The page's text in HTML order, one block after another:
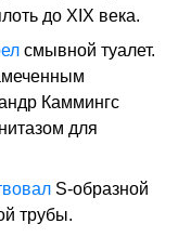
до ХIХ века.
смывной туалет.
Каммингс
для
S-образной
трубы.